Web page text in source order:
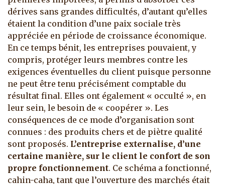
dérives sans grandes difficultés, d’autant qu’elles
étaient la condition d’une paix sociale très
appréciée en période de croissance économique.
En ce temps bénit, les entreprises pouvaient, y
compris, protéger leurs membres contre les
exigences éventuelles du client puisque personne
ne peut être tenu précisément comptable du
résultat final. Elles ont également « occulté », en
leur sein, le besoin de « coopérer ». Les
conséquences de ce mode d’organisation sont
connues : des produits chers et de piètre qualité
sont proposés. L’entreprise externalise, d’une
certaine manière, sur le client le confort de son
propre fonctionnement. Ce schéma a fonctionné,
cahin-caha, tant que l’ouverture des marchés était